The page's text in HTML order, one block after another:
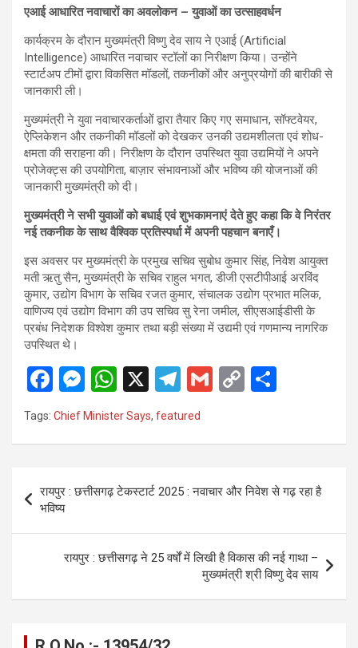
एआई आधारित नवाचारों का अवलोकन – युवाओं का उत्साहवर्धन
कार्यक्रम के दौरान मुख्यमंत्री विष्णु देव साय ने एआई (Artificial
Intelligence) आधारित नवाचार स्टॉलों का निरीक्षण किया। उन्होंने
स्टार्टअप टीमों द्वारा विकसित मॉडलों, तकनीकों और अनुप्रयोगों की बारीकी से
जानकारी ली।
मुख्यमंत्री ने युवा नवाचारकर्ताओं द्वारा तैयार किए गए समाधान, सॉफ्टवेयर,
ऐप्लिकेशन और तकनीकी मॉडलों को देखकर उनकी उद्यमशीलता एवं शोध-
क्षमता की सराहना की। निरीक्षण के दौरान उपस्थित युवा उद्यमियों ने अपने
प्रोजेक्ट्स की उपयोगिता, बाज़ार संभावनाओं और भविष्य की योजनाओं की
जानकारी मुख्यमंत्री को दी।
मुख्यमंत्री ने सभी युवाओं को बधाई एवं शुभकामनाएं देते हुए कहा कि वे निरंतर
नई तकनीक के साथ वैश्विक प्रतिस्पर्धा में अपनी पहचान बनाएँ।
इस अवसर पर मुख्यमंत्री के प्रमुख सचिव सुबोध कुमार सिंह, निवेश आयुक्त
मती ऋतु सैन, मुख्यमंत्री के सचिव राहुल भगत, डीजी एसटीपीआई अरविंद
कुमार, उद्योग विभाग के सचिव रजत कुमार, संचालक उद्योग प्रभात मलिक,
वाणिज्य एवं उद्योग विभाग की उप सचिव सु रेना जमील, सीएसआईडीसी के
प्रबंध निदेशक विश्वेश कुमार तथा बड़ी संख्या में उद्यमी एवं गणमान्य नागरिक
उपस्थित थे।
F
a
ce
o
o
k
M
es
se
g
W
h
at
A
p
X
T
el
e
a
G
C
n
Tags: Chief Minister Says, featured
navigation
रायपुर : छत्तीसगढ़ टेकस्टार्ट 2025 : नवाचार और निवेश से गढ़ रहा है
भविष्य
रायपुर : छत्तीसगढ़ ने 25 वर्षों में लिखी है विकास की नई गाथा –
मुख्यमंत्री श्री विष्णु देव साय